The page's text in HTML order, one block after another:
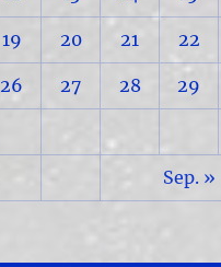
19 20 21 22
26 27 28 29
Sep. »